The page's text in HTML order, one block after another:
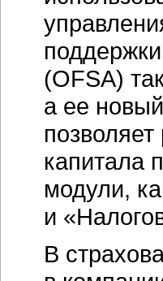
(OFSA)
а ее
капитала
модули,
и
В